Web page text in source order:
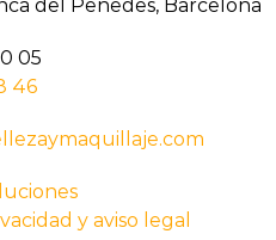
del Penedes, Barcelona
05
46
y aviso legal